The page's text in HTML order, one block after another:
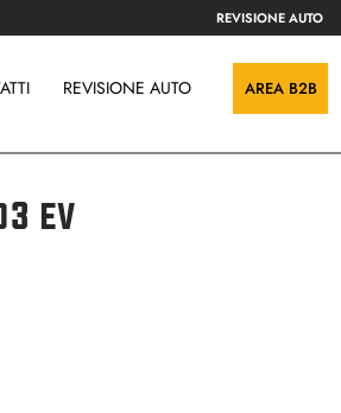
REVISIONE AUTO
REVISIONE AUTO AREA B2B
ev